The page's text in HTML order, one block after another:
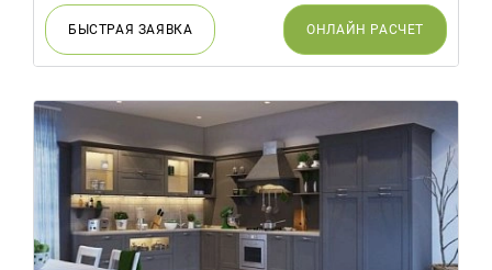
БЫСТРАЯ ЗАЯВКА ОНЛАЙН РАСЧЕТ